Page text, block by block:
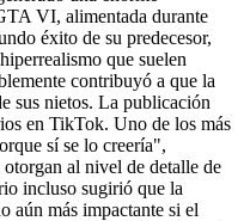
VI, alimentada durante
éxito de su predecesor,
que suelen
contribuyó a que la
sus nietos. La publicación
en TikTok. Uno de los más
sí se lo creería",
al nivel de detalle de
incluso sugirió que la
aún más impactante si el